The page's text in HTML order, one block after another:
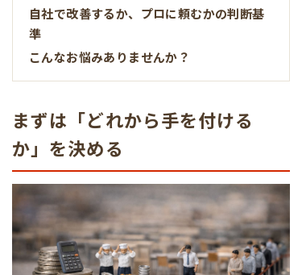
自社で改善するか、プロに頼むかの判断基
準
こんなお悩みありませんか？
まずは「どれから手を付ける
か」を決める